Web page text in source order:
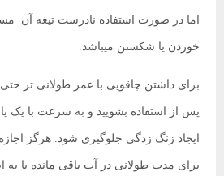
اما در صورت استفاده نادرست تیغه آن
خوردن یا شکستن میباشد.
برای داشتن چاقویی با عمر طولانی تر حتی
پس از استفاده بشویید و به سرعت با یک
ایجاد زنگ زدگی جلوگیری شود. هرگز
برای مدت طولانی در آب باقی مانده یا